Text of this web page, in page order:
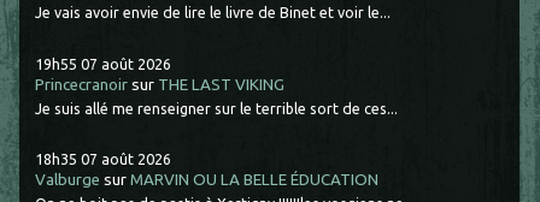
Je vais avoir envie de lire le livre de Binet et voir le...
19h55 07 août 2026
Princecranoir sur THE LAST VIKING
Je suis allé me renseigner sur le terrible sort de ces...
18h35 07 août 2026
Valburge surMARVIN OU LA BELLE ÉDUCATION